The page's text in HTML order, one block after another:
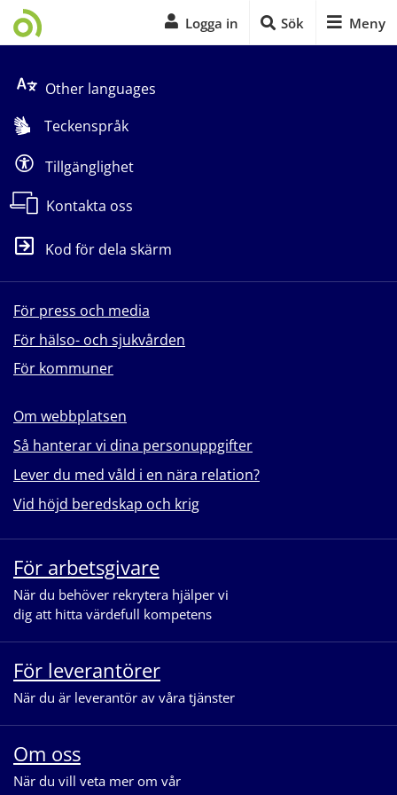
Logga in Sök Meny
Other languages
Teckenspråk
Tillgänglighet
Kontakta oss
Kod för dela skärm
För press och media
För hälso- och sjukvården
För kommuner
Om webbplatsen
Så hanterar vi dina personuppgifter
Lever du med våld i en nära relation?
Vid höjd beredskap och krig
För arbetsgivare
När du behöver rekrytera hjälper vi
dig att hitta värdefull kompetens
För leverantörer
När du är leverantör av våra tjänster
Om oss
När du vill veta mer om vår